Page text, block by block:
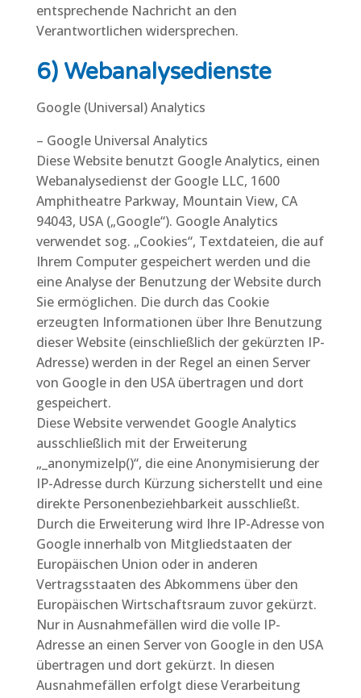
entsprechende Nachricht an den
Verantwortlichen widersprechen.
6) Webanalysedienste
Google (Universal) Analytics
– Google Universal Analytics
Diese Website benutzt Google Analytics, einen
Webanalysedienst der Google LLC, 1600
Amphitheatre Parkway, Mountain View, CA
94043, USA („Google“). Google Analytics
verwendet sog. „Cookies“, Textdateien, die auf
Ihrem Computer gespeichert werden und die
eine Analyse der Benutzung der Website durch
Sie ermöglichen. Die durch das Cookie
erzeugten Informationen über Ihre Benutzung
dieser Website (einschließlich der gekürzten IP-
Adresse) werden in der Regel an einen Server
von Google in den USA übertragen und dort
gespeichert.
Diese Website verwendet Google Analytics
ausschließlich mit der Erweiterung
„_anonymizeIp()“, die eine Anonymisierung der
IP-Adresse durch Kürzung sicherstellt und eine
direkte Personenbeziehbarkeit ausschließt.
Durch die Erweiterung wird Ihre IP-Adresse von
Google innerhalb von Mitgliedstaaten der
Europäischen Union oder in anderen
Vertragsstaaten des Abkommens über den
Europäischen Wirtschaftsraum zuvor gekürzt.
Nur in Ausnahmefällen wird die volle IP-
Adresse an einen Server von Google in den USA
übertragen und dort gekürzt. In diesen
Ausnahmefällen erfolgt diese Verarbeitung